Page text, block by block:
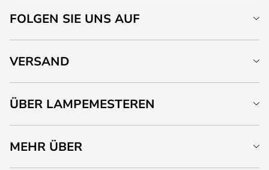
FOLGEN SIE UNS AUF
VERSAND
ÜBER LAMPEMESTEREN
MEHR ÜBER